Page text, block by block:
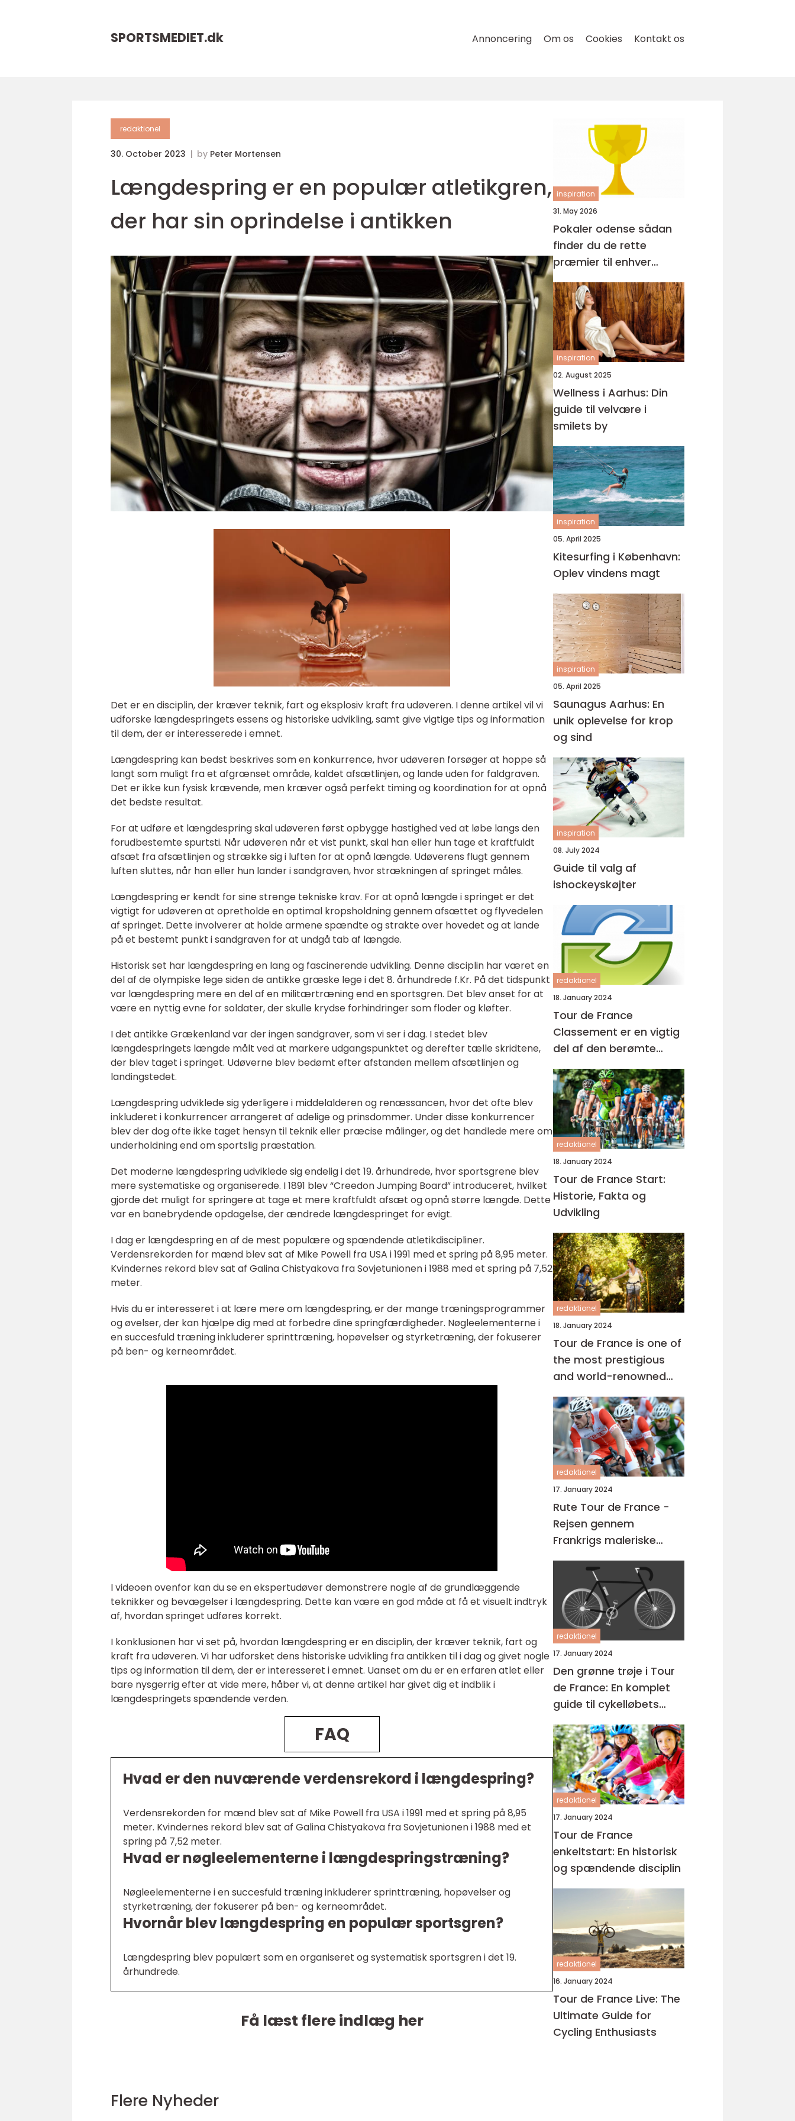
SPORTSMEDIET.dk Annoncering Om os Cookies Kontakt os
redaktionel
30. October 2023 by Peter Mortensen
Længdespring er en populær atletikgren,
der har sin oprindelse i antikken
Det er en disciplin, der kræver teknik, fart og eksplosiv kraft fra udøveren. I denne artikel vil vi
udforske længdespringets essens og historiske udvikling, samt give vigtige tips og information
til dem, der er interesserede i emnet.
Længdespring kan bedst beskrives som en konkurrence, hvor udøveren forsøger at hoppe så
langt som muligt fra et afgrænset område, kaldet afsætlinjen, og lande uden for faldgraven.
Det er ikke kun fysisk krævende, men kræver også perfekt timing og koordination for at opnå
det bedste resultat.
For at udføre et længdespring skal udøveren først opbygge hastighed ved at løbe langs den
forudbestemte spurtsti. Når udøveren når et vist punkt, skal han eller hun tage et kraftfuldt
afsæt fra afsætlinjen og strække sig i luften for at opnå længde. Udøverens flugt gennem
luften sluttes, når han eller hun lander i sandgraven, hvor strækningen af springet måles.
Længdespring er kendt for sine strenge tekniske krav. For at opnå længde i springet er det
vigtigt for udøveren at opretholde en optimal kropsholdning gennem afsættet og flyvedelen
af springet. Dette involverer at holde armene spændte og strakte over hovedet og at lande
på et bestemt punkt i sandgraven for at undgå tab af længde.
Historisk set har længdespring en lang og fascinerende udvikling. Denne disciplin har været en
del af de olympiske lege siden de antikke græske lege i det 8. århundrede f.Kr. På det tidspunkt
var længdespring mere en del af en militærtræning end en sportsgren. Det blev anset for at
være en nyttig evne for soldater, der skulle krydse forhindringer som floder og kløfter.
I det antikke Grækenland var der ingen sandgraver, som vi ser i dag. I stedet blev
længdespringets længde målt ved at markere udgangspunktet og derefter tælle skridtene,
der blev taget i springet. Udøverne blev bedømt efter afstanden mellem afsætlinjen og
landingstedet.
Længdespring udviklede sig yderligere i middelalderen og renæssancen, hvor det ofte blev
inkluderet i konkurrencer arrangeret af adelige og prinsdommer. Under disse konkurrencer
blev der dog ofte ikke taget hensyn til teknik eller præcise målinger, og det handlede mere om
underholdning end om sportslig præstation.
Det moderne længdespring udviklede sig endelig i det 19. århundrede, hvor sportsgrene blev
mere systematiske og organiserede. I 1891 blev “Creedon Jumping Board” introduceret, hvilket
gjorde det muligt for springere at tage et mere kraftfuldt afsæt og opnå større længde. Dette
var en banebrydende opdagelse, der ændrede længdespringet for evigt.
I dag er længdespring en af de mest populære og spændende atletikdiscipliner.
Verdensrekorden for mænd blev sat af Mike Powell fra USA i 1991 med et spring på 8,95 meter.
Kvindernes rekord blev sat af Galina Chistyakova fra Sovjetunionen i 1988 med et spring på 7,52
meter.
Hvis du er interesseret i at lære mere om længdespring, er der mange træningsprogrammer
og øvelser, der kan hjælpe dig med at forbedre dine springfærdigheder. Nøgleelementerne i
en succesfuld træning inkluderer sprinttræning, hopøvelser og styrketræning, der fokuserer
på ben- og kerneområdet.
I videoen ovenfor kan du se en ekspertudøver demonstrere nogle af de grundlæggende
teknikker og bevægelser i længdespring. Dette kan være en god måde at få et visuelt indtryk
af, hvordan springet udføres korrekt.
I konklusionen har vi set på, hvordan længdespring er en disciplin, der kræver teknik, fart og
kraft fra udøveren. Vi har udforsket dens historiske udvikling fra antikken til i dag og givet nogle
tips og information til dem, der er interesseret i emnet. Uanset om du er en erfaren atlet eller
bare nysgerrig efter at vide mere, håber vi, at denne artikel har givet dig et indblik i
længdespringets spændende verden.
FAQ
Hvad er den nuværende verdensrekord i længdespring?
Verdensrekorden for mænd blev sat af Mike Powell fra USA i 1991 med et spring på 8,95
meter. Kvindernes rekord blev sat af Galina Chistyakova fra Sovjetunionen i 1988 med et
spring på 7,52 meter.
Hvad er nøgleelementerne i længdespringstræning?
Nøgleelementerne i en succesfuld træning inkluderer sprinttræning, hopøvelser og
styrketræning, der fokuserer på ben- og kerneområdet.
Hvornår blev længdespring en populær sportsgren?
Længdespring blev populært som en organiseret og systematisk sportsgren i det 19.
århundrede.
Få læst flere indlæg her
inspiration
31. May 2026
Pokaler odense sådan
finder du de rette
præmier til enhver
begivenhed
inspiration
02. August 2025
Wellness i Aarhus: Din
guide til velvære i
smilets by
inspiration
05. April 2025
Kitesurfing i København:
Oplev vindens magt
inspiration
05. April 2025
Saunagus Aarhus: En
unik oplevelse for krop
og sind
inspiration
08. July 2024
Guide til valg af
ishockeyskøjter
redaktionel
18. January 2024
Tour de France
Classement er en vigtig
del af den berømte
cykelløbsbegivenhed,
Tour de France
redaktionel
18. January 2024
Tour de France Start:
Historie, Fakta og
Udvikling
redaktionel
18. January 2024
Tour de France is one of
the most prestigious
and world-renowned
cycling races that takes
place every year in July
redaktionel
17. January 2024
Rute Tour de France -
Rejsen gennem
Frankrigs maleriske
landskaber
redaktionel
17. January 2024
Den grønne trøje i Tour
de France: En komplet
guide til cykelløbets
mest eftertragtede pris
redaktionel
17. January 2024
Tour de France
enkeltstart: En historisk
og spændende disciplin
redaktionel
16. January 2024
Tour de France Live: The
Ultimate Guide for
Cycling Enthusiasts
Flere Nyheder